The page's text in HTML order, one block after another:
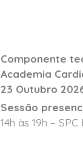
Componente
Academia
23 Outubro
Sessão
14h às 19h –